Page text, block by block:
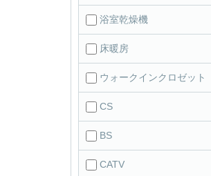
浴室乾燥機
床暖房
ウォークインクロゼット
CS
BS
CATV